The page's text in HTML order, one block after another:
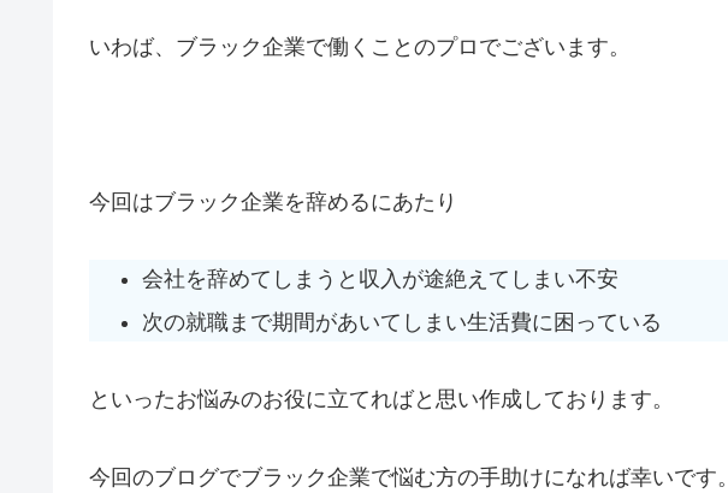
いわば、ブラック企業で働くことのプロでございます。
今回はブラック企業を辞めるにあたり
会社を辞めてしまうと収入が途絶えてしまい不安
次の就職まで期間があいてしまい生活費に困っている
といったお悩みのお役に立てればと思い作成しております。
今回のブログでブラック企業で悩む方の手助けになれば幸いです。